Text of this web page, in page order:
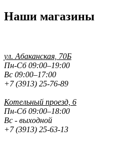
Наши магазины
ул. Абаканская, 70Б
Пн-Сб 09:00–19:00
Вс 09:00–17:00
+7 (3913) 25-76-89
Котельный проезд, 6
Пн-Сб 09:00–18:00
Вс - выходной
+7 (3913) 25-63-13